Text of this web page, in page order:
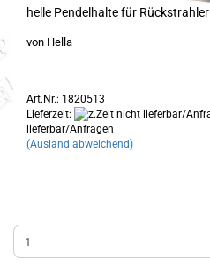
helle Pendelhalte für Rückstrahler
von Hella
Art.Nr.: 1820513
Lieferzeit:
lieferbar/Anfragen
(Ausland abweichend)